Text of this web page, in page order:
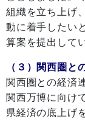
組織を立ち上げ
動に着手したい
算案を提出して
（３）関西圏と
関西圏との経済
関西万博に向け
県経済の底上げ